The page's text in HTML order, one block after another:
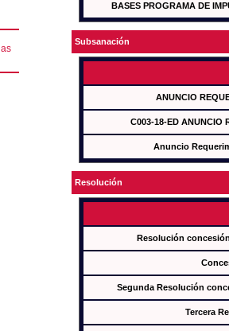
BASES PROGRAMA DE
Subsanación
ANUNCIO
C003-18-ED ANUNCIO
Anuncio
Resolución
Resolución
Segunda Resolución
Tercera